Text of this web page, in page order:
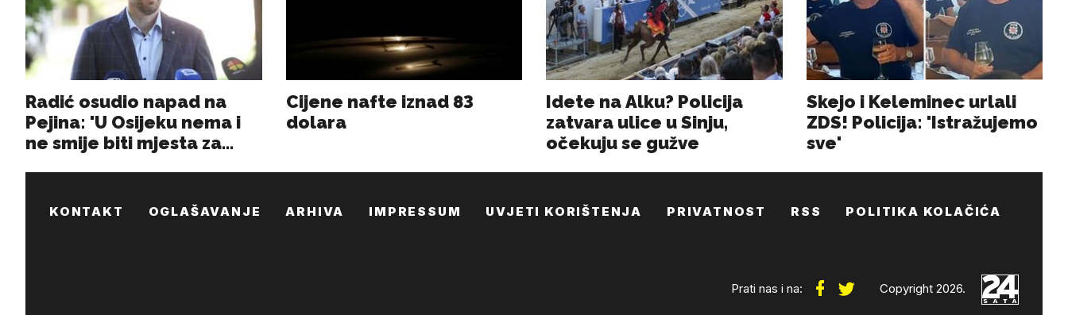
KONTAKT OGLAŠAVANJE ARHIVA IMPRESSUM UVJETI KORIŠTENJA PRIVATNOST RSS POLITIKA KOLAČIĆA
Prati nas i na: Copyright 2026.